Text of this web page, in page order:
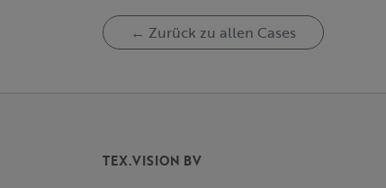
← Zurück zu allen Cases
TEX.VISION BV